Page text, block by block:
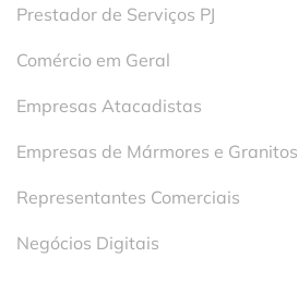
Prestador de Serviços PJ
Comércio em Geral
Empresas Atacadistas
Empresas de Mármores e Granitos
Representantes Comerciais
Negócios Digitais